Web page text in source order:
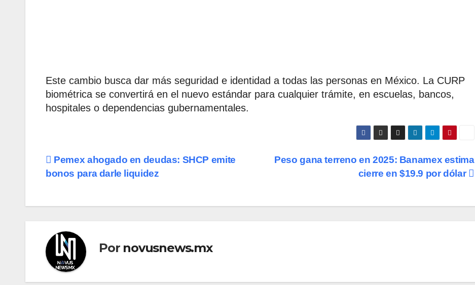
Este cambio busca dar más seguridad e identidad a todas las personas en México. La CURP
biométrica se convertirá en el nuevo estándar para cualquier trámite, en escuelas, bancos,
hospitales o dependencias gubernamentales.
Navegación
entradas
Peso gana terreno en 2025: Banamex estima
cierre en $19.9 por dólar
Pemex ahogado en deudas: SHCP emite
bonos para darle liquidez
Por novusnews.mx